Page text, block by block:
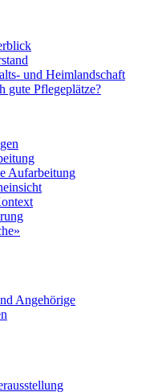
und Heimlandschaft
gute Pflegeplätze?
Aufarbeitung
Angehörige